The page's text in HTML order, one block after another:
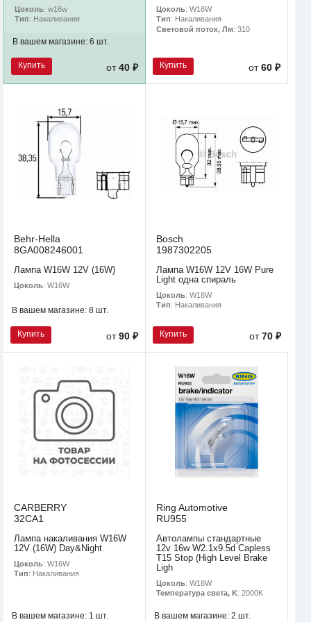
Цоколь: w16w
Тип: Накаливания
В вашем магазине: 6 шт.
Купить от40 ₽
Цоколь: W16W
Тип: Накаливания
Световой поток, Лм: 310
Купить от60 ₽
Behr-Hella
8GA008246001
Лампа W16W 12V (16W)
Цоколь: W16W
В вашем магазине: 8 шт.
Купить от90 ₽
Bosch
1987302205
Лампа W16W 12V 16W Pure
Light одна спираль
Цоколь: W16W
Тип: Накаливания
Купить от70 ₽
CARBERRY
32CA1
Лампа накаливания W16W
12V (16W) Day&Night
Цоколь: W16W
Тип: Накаливания
В вашем магазине: 1 шт.
Ring Automotive
RU955
Автолампы стандартные
12v 16w W2.1x9.5d Capless
T15 Stop (High Level Brake
Ligh
Цоколь: W16W
Температура света, K: 2000K
В вашем магазине: 2 шт.